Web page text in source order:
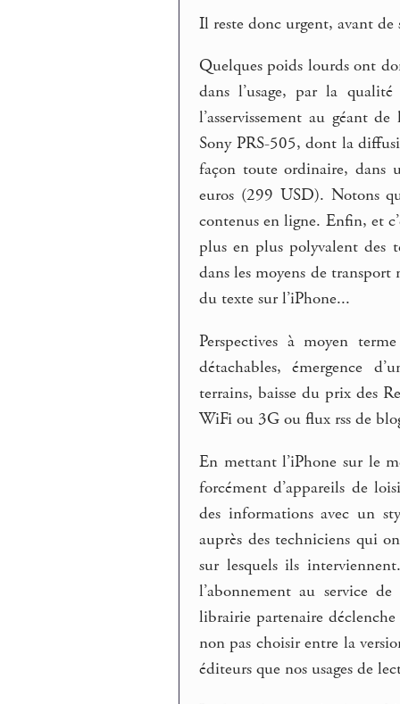
Il reste donc urgent, avant
Quelques poids lourds ont
dans l’usage, par la
l’asservissement au géant
Sony PRS-505, dont la
façon toute ordinaire, dans
euros (299 USD). Notons
contenus en ligne. Enfin, et
plus en plus polyvalent des
dans les moyens de
du texte sur l’iPhone...
Perspectives à moyen
détachables, émergence
terrains, baisse du prix des
WiFi ou 3G ou flux rss de
En mettant l’iPhone sur le
forcément d’appareils de
des informations avec un
auprès des techniciens qui
sur lesquels ils
l’abonnement au service
librairie partenaire
non pas choisir entre la
éditeurs que nos usages de